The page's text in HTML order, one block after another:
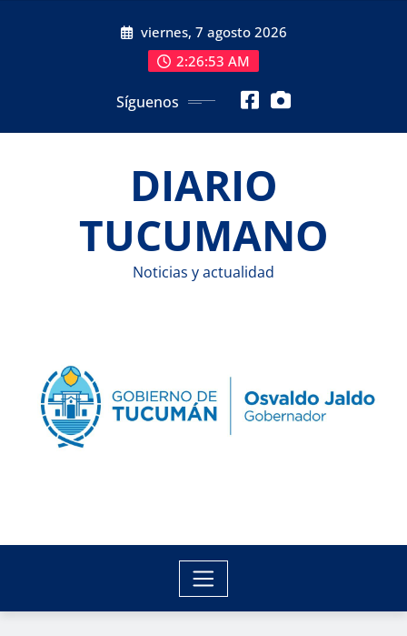
viernes, 7 agosto 2026
2:26:54 AM
Síguenos
DIARIO
TUCUMANO
Noticias y actualidad